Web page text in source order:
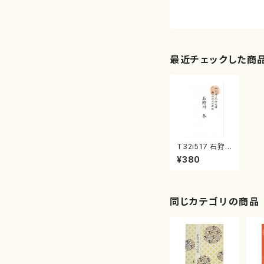
最近チェックした商
T32i517 石狩
川 冬（尺八/唯是
震一/楽譜）都山
¥380
同じカテゴリの商品